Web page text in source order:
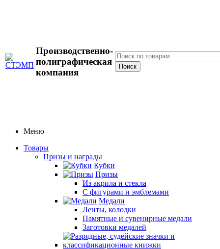
Производственно-
полиграфическая
компания
Меню
Товары
Призы и награды
Кубки
Призы
Из акрила и стекла
С фигурами и эмблемами
Медали
Ленты, колодки
Памятные и сувенирные медали
Заготовки медалей